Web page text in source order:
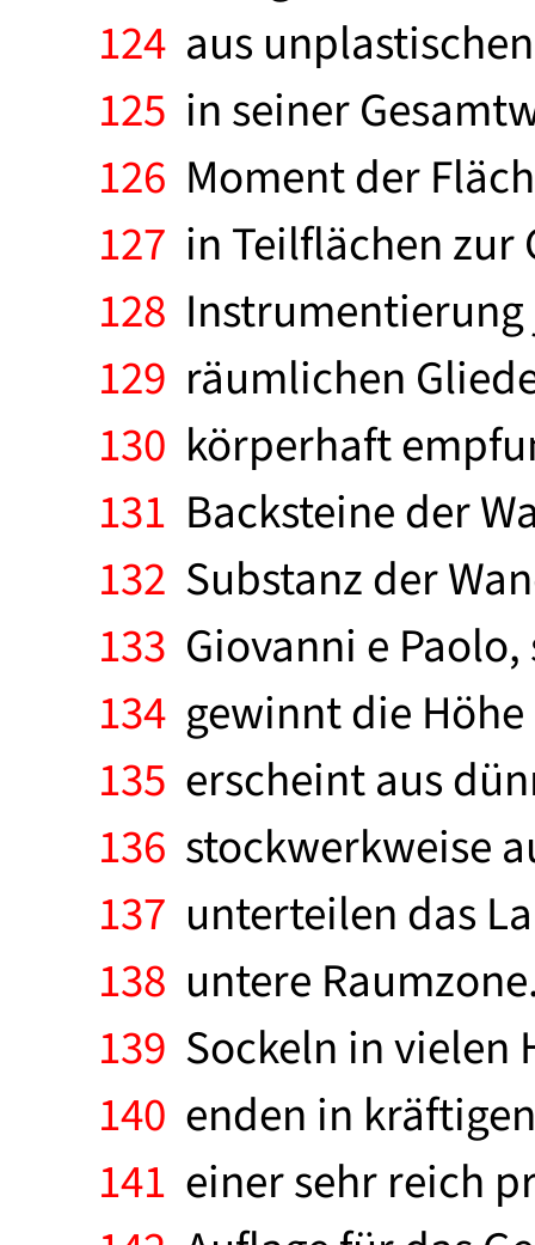
124 aus
125 in seiner
126 Moment der
127 in Teilflächen zur
128
129 räumlichen
130 körperhaft
131 Backsteine der
132 Substanz der
133 Giovanni e
134 gewinnt die
135 erscheint aus
136 stockwerkweise
137 unterteilen das
138 untere
139 Sockeln in vielen
140 enden in
141 einer sehr reich